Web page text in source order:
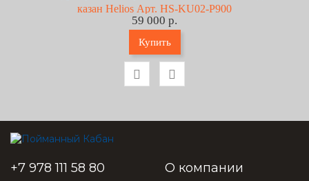
казан Helios Арт. HS-KU02-P900
59 000 р.
Купить
+7 978 111 58 80 О компании